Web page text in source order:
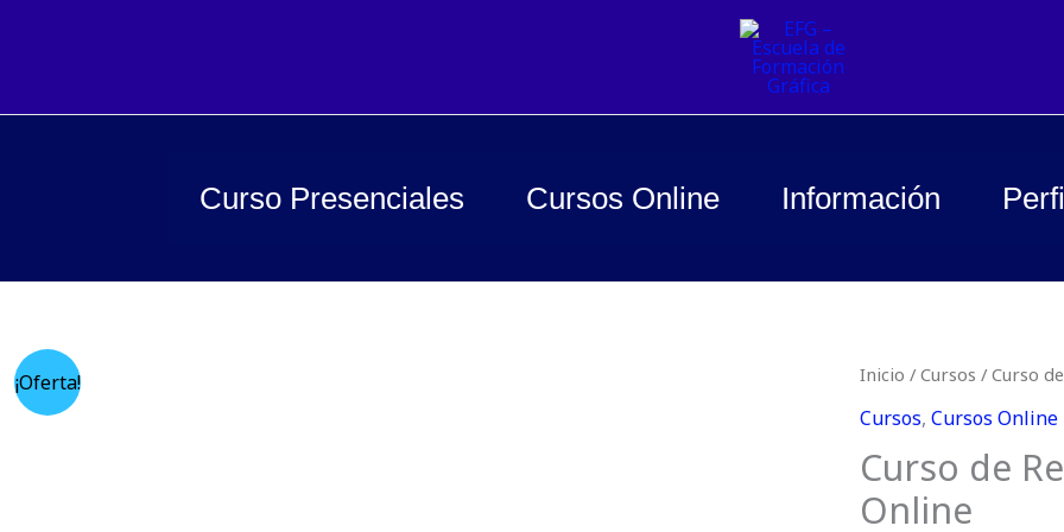
Curso Presenciales Cursos Online Información
¡Oferta! Inicio /Cursos / Curso
Cursos,Cursos Online
Curso de
Online
El
era:
Curso
de
de
MockUp